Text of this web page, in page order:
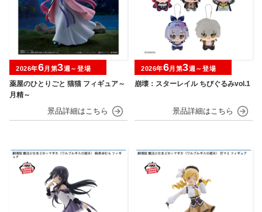
薬屋のひとりごと 猫猫 フィギュア～
月精～
2026年6月第3週～登場
崩壊：スターレイル ちびぐるみvol.1
2026年6月第3週～登場